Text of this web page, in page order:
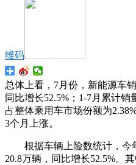
维码
总体上看，7月份，新能源车
同比增长52.5%；1-7月累计
占整体乘用车市场份额为
3个月上涨。
根据车辆上险数统计，今
20.8万辆，同比增长52.5%。